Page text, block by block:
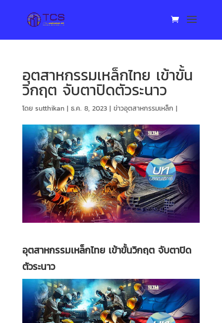
อุตสาหกรรมเหล็กไทย เข้าขั้น
วิกฤต จับตาปิดตัวระนาว
โดย sutthikan| ธ.ค. 8, 2023| ข่าวอุตสาหกรรมเหล็ก |
อุตสาหกรรมเหล็กไทย เข้าขั้นวิกฤต จับตาปิด
ตัวระนาว